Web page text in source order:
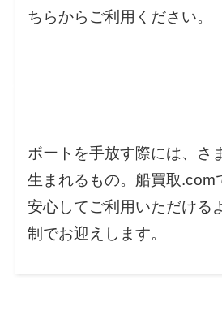
ちらからご利用ください。
ボートを手放す際には、さ
生まれるもの。船買取.com
安心してご利用いただける
制でお迎えします。